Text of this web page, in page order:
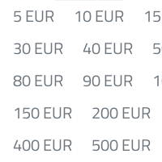
5 EUR 10 EUR
30 EUR
40 EUR
80 EUR
90 EUR
150 EUR
200 EUR
400 EUR
500 EUR